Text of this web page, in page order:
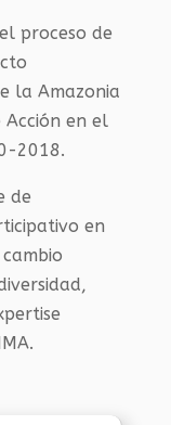
proceso de
la Amazonia
Acción en el
2018.
de
en